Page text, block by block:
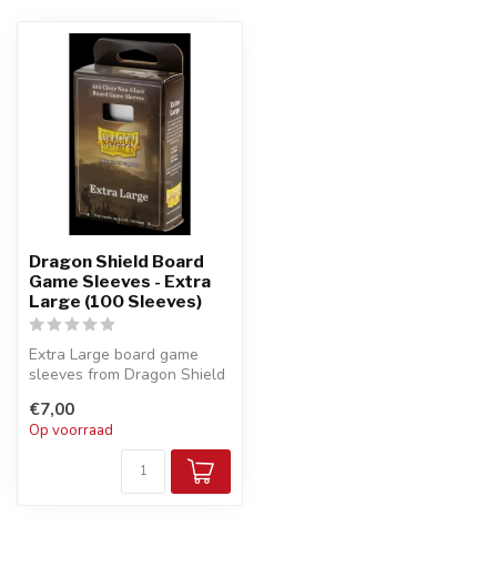
Dragon Shield Board
Game Sleeves - Extra
Large (100 Sleeves)
Extra Large board game
sleeves from Dragon Shield
Won...
€7,00
Op voorraad